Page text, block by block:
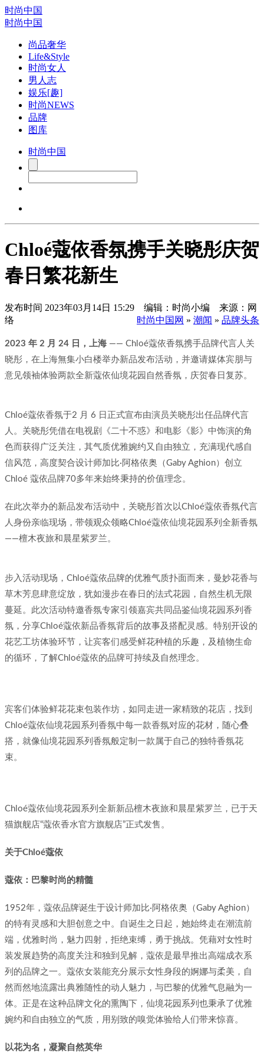
时尚中国
时尚中国
尚品奢华
Life&Style
时尚女人
男人志
娱乐[趣]
时尚NEWS
品牌
图库
时尚中国
Chloé蔻依香氛携手关晓彤庆贺
春日繁花新生
发布时间 2023年03月14日 15:29 编辑：时尚小编 来源：网
络
时尚中国网 » 潮闻 » 品牌头条
2023 年 2 月 24 日，上海 —— Chloé蔻依香氛携手品牌代言人关
晓彤，在上海無集小白楼举办新品发布活动，并邀请媒体宾朋与
意见领袖体验两款全新蔻依仙境花园自然香氛，庆贺春日复苏。
Chloé蔻依香氛于2 月 6 日正式宣布由演员关晓彤出任品牌代言
人。关晓彤凭借在电视剧《二十不惑》和电影《影》中饰演的角
色而获得广泛关注，其气质优雅婉约又自由独立，充满现代感自
信风范，高度契合设计师加比·阿格依奥（Gaby Aghion）创立
Chloé 蔻依品牌70多年来始终秉持的价值理念。
在此次举办的新品发布活动中，关晓彤首次以Chloé蔻依香氛代言
人身份亲临现场，带领观众领略Chloé蔻依仙境花园系列全新香氛
——檀木夜旅和晨星紫罗兰。
步入活动现场，Chloé蔻依品牌的优雅气质扑面而来，曼妙花香与
草木芳息肆意绽放，犹如漫步在春日的法式花园，自然生机无限
蔓延。此次活动特邀香氛专家引领嘉宾共同品鉴仙境花园系列香
氛，分享Chloé蔻依新品香氛背后的故事及搭配灵感。特别开设的
花艺工坊体验环节，让宾客们感受鲜花种植的乐趣，及植物生命
的循环，了解Chloé蔻依的品牌可持续及自然理念。
宾客们体验鲜花花束包装作坊，如同走进一家精致的花店，找到
Chloé蔻依仙境花园系列香氛中每一款香氛对应的花材，随心叠
搭，就像仙境花园系列香氛般定制一款属于自己的独特香氛花
束。
Chloé蔻依仙境花园系列全新新品檀木夜旅和晨星紫罗兰，已于天
猫旗舰店“蔻依香水官方旗舰店”正式发售。
关于Chloé蔻依
蔻依：巴黎时尚的精髓
1952年，蔻依品牌诞生于设计师加比·阿格依奥（Gaby Aghion）
的特有灵感和大胆创意之中。自诞生之日起，她始终走在潮流前
端，优雅时尚，魅力四射，拒绝束缚，勇于挑战。凭藉对女性时
装发展趋势的高度关注和独到见解，蔻依是最早推出高端成衣系
列的品牌之一。蔻依女装能充分展示女性身段的婀娜与柔美，自
然而然地流露出典雅随性的动人魅力，与巴黎的优雅气息融为一
体。正是在这种品牌文化的熏陶下，仙境花园系列也秉承了优雅
婉约和自由独立的气质，用别致的嗅觉体验给人们带来惊喜。
以花为名，凝聚自然英华